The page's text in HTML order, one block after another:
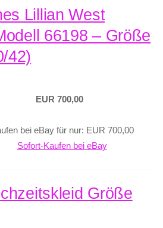
Lillian West
66198 – Größe
42)
EUR 700,00
bei eBay für nur: EUR 700,00
Sofort-Kaufen bei eBay
Größe